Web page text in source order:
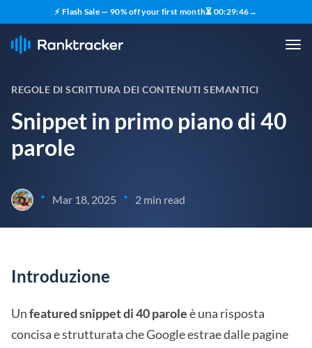
⚡ Flash Sale — 90% off your first month⏳ 00:29:45→
REGOLE DI SCRITTURA DEI CONTENUTI SEMANTICI
Snippet in primo piano di 40
parole
• Mar 18, 2025 • 2 min read
Introduzione
Unfeatured snippet di 40 paroleè una risposta
concisa e strutturata che Google estrae dalle pagine